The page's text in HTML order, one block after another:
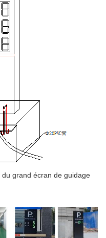
grand écran de guidage